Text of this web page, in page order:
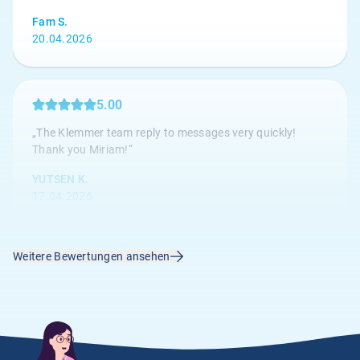
Fam S.
20.04.2026
5.00
„The Klemmer team reply to messages very quickly!
Thank you Miriam!“
YUTSEN K.
17.04.2026
4.67
Anonym
14.04.2026
Weitere Bewertungen ansehen